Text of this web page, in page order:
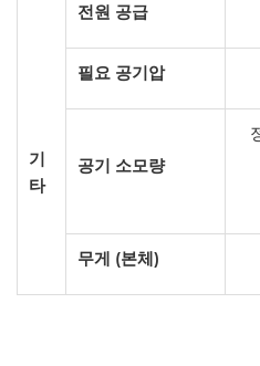
기
타
전원 공급
필요 공기압
공기 소모량
무게 (본체)